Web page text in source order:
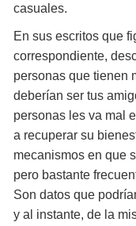
casuales.
En sus escritos que
correspondiente,
personas que tienen
deberían ser tus
personas les va mal
a recuperar su
mecanismos en que
pero bastante
Son datos que
y al instante, de la